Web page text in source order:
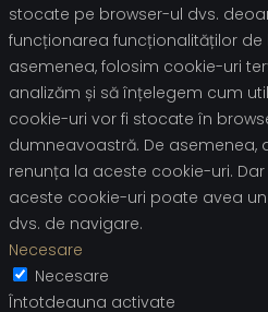
stocate pe browser-ul dvs.
funcționarea funcționalităților de
asemenea, folosim cookie-uri
analizăm și să înțelegem cum
cookie-uri vor fi stocate în
dumneavoastră. De asemenea,
renunța la aceste cookie-uri.
aceste cookie-uri poate avea
dvs. de navigare.
Necesare
Necesare
Întotdeauna activate